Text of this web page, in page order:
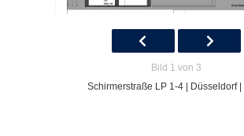
Bild 1 von 3
Schirmerstraße LP 1-4 | Düsseldorf |